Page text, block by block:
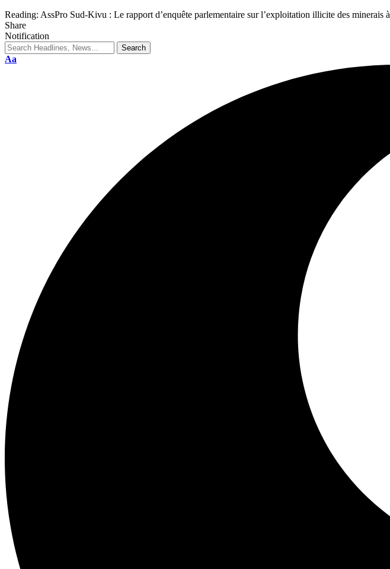
Reading: AssPro Sud-Kivu : Le rapport d’enquête parlementaire sur l’exploitation illicite des minerais
Share
Notification
Aa